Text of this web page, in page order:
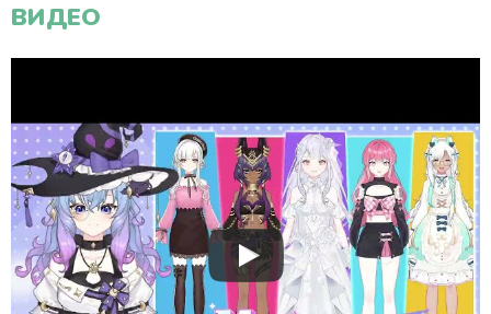
ВИДЕО